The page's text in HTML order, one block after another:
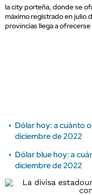
la city porteña, donde se
máximo registrado en julio
provincias llega a ofrecerse
Dólar hoy: a cuánto
diciembre de 2022
Dólar blue hoy: a
diciembre de 2022